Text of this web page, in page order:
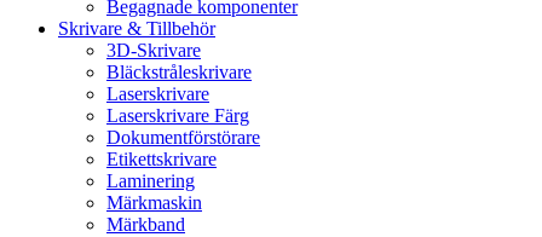
Begagnade komponenter
Skrivare & Tillbehör
3D-Skrivare
Bläckstråleskrivare
Laserskrivare
Laserskrivare Färg
Dokumentförstörare
Etikettskrivare
Laminering
Märkmaskin
Märkband